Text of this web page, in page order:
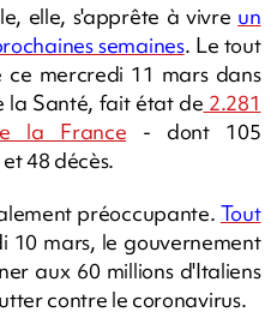
elle, s'apprête à vivre un
semaines. Le tout
mercredi 11 mars dans
la Santé, fait état de 2.281
la France - dont 105
48 décès.
préoccupante. Tout
10 mars, le gouvernement
aux 60 millions d'Italiens
contre le coronavirus.